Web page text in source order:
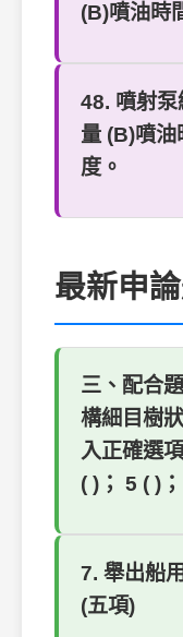
(B)噴油時
48. 噴射
量 (B)噴油
度。
最新申
三、配合
構細目樹
入正確選
( )； 5 ( )
7. 舉出船
(五項)